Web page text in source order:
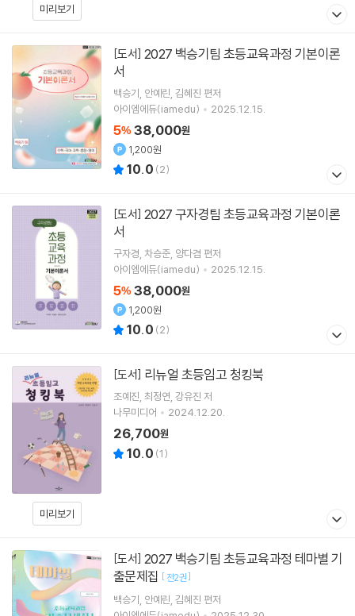
미리보기
[도서]
서
백승기 안예린 김혜진 편저
아이엠에듀(iamedu)
2025.12.15.
5% 38,000원
1,200원
10.0 (2)
[도서]
서
구자경 차승준 양다겸 편저
아이엠에듀(iamedu)
2025.12.15.
5% 38,000원
1,200원
10.0 (2)
미리보기
[도서] 리뉴얼 초등임고 청킹북
조예진 최정연 강유진 저
나무미디어
2024.12.20.
26,700원
10.0 (1)
[도서]
출문제집 [ 전2권]
백승기 안예린 김혜진 편저